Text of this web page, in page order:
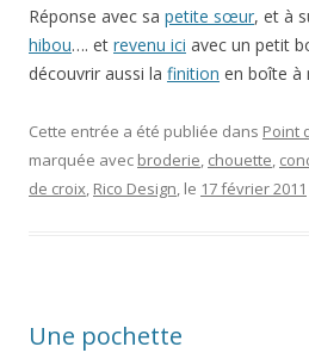
Réponse avec sa petite sœur, et à
hibou…. et revenu ici avec un petit
découvrir aussi la finition en boîte à
Cette entrée a été publiée dans Point
marquée avec broderie, chouette,
de croix, Rico Design, le 17 février 2011
Une pochette